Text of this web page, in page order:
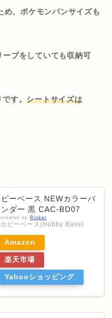
め、ポケモンパンサイズも
ブをしていても収納可
です。シートサイズは
ビーベース NEWカラーバ
ンダー 黒 CAC-BD07
created by Rinker
ホビーベース(Hobby Base)
Amazon
楽天市場
Yahooショッピング